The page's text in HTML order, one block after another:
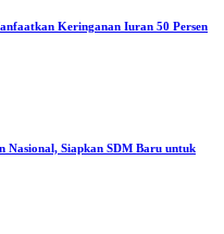
Keringanan Iuran 50 Persen
Nasional, Siapkan SDM Baru untuk